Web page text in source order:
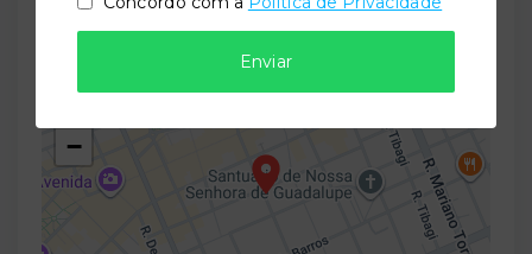
Rua André de Barros, 485 - Centro - Curitiba/PR
−
Enviar